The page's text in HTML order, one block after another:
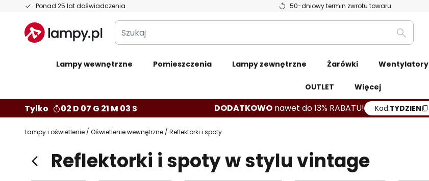
Ponad 25 lat doświadczenia 50-dniowy termin zwrotu towaru
Przejdź
treści
Szukaj
Szukaj
Lampy wewnętrzne Pomieszczenia Lampy zewnętrzne Żarówki Wentylatory
OUTLET Więcej
Tylko 02 D 07 G 21 M 01 S DODATKOWO nawet do 13% RABATU! Kod:TYDZIEN
Lampy i oświetlenie Oświetlenie wewnętrzne Reflektorki i spoty
Reflektorki i spoty w stylu vintage